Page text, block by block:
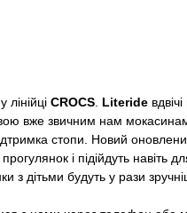
CROCS. Literide
вже звичним нам
стопи. Новий
і підійдуть навіть
з дітьми будуть у рази